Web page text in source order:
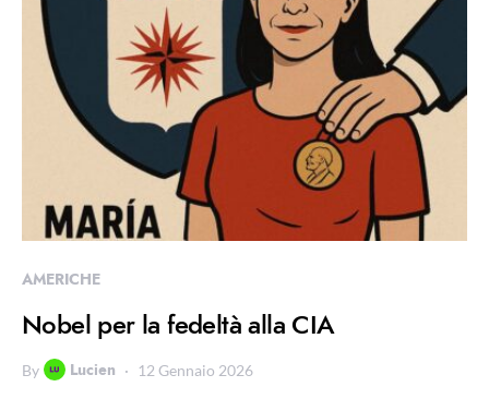
AMERICHE
Nobel per la fedeltà alla CIA
By Lucien 12 Gennaio 2026